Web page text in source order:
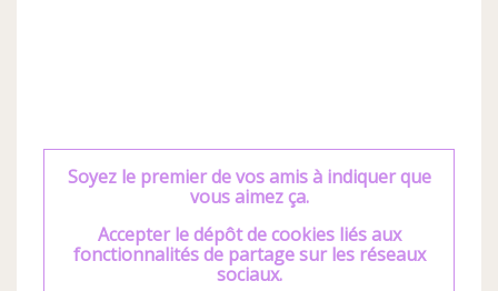
Soyez le premier de vos amis à indiquer que
vous aimez ça.
Accepter le dépôt de cookies liés aux
fonctionnalités de partage sur les réseaux
sociaux.